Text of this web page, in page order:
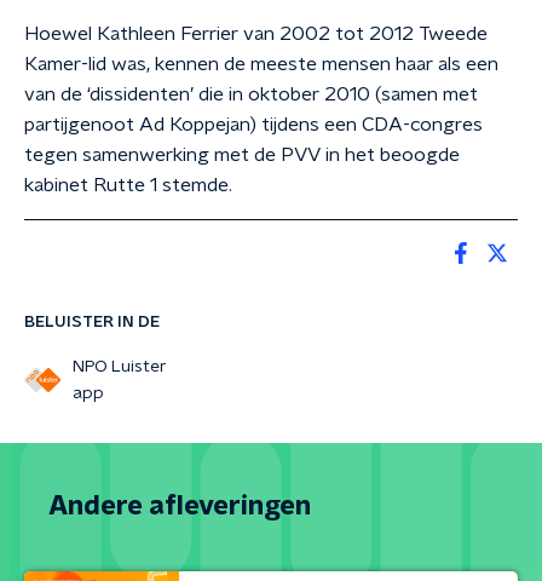
BELUISTER IN DE
NPO Luister
app
Hoewel Kathleen Ferrier van 2002 tot 2012 Tweede
Kamer-lid was, kennen de meeste mensen haar als een
van de ‘dissidenten’ die in oktober 2010 (samen met
partijgenoot Ad Koppejan) tijdens een CDA-congres
tegen samenwerking met de PVV in het beoogde
kabinet Rutte 1 stemde.
Andere afleveringen